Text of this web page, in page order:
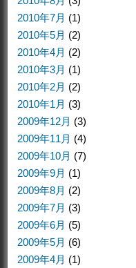
2010年7月 (1)
2010年5月 (2)
2010年4月 (2)
2010年3月 (1)
2010年2月 (2)
2010年1月 (3)
2009年12月 (3)
2009年11月 (4)
2009年10月 (7)
2009年9月 (1)
2009年8月 (2)
2009年7月 (3)
2009年6月 (5)
2009年5月 (6)
2009年4月 (1)